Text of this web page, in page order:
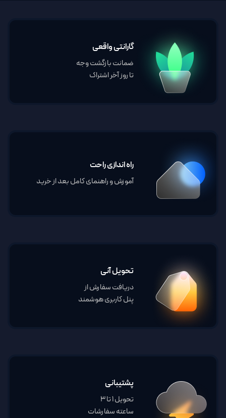
گارانتی واقعی
ضمانت بازگشت وجه
تا روز آخر اشتراک
راه اندازی راحت
آموزش و راهنمای کامل بعد از خرید
تحویل آنی
دریافت سفارش از
پنل کاربری هوشمند
پشتیبانی
تحویل 1 تا 3
ساعته سفارشات